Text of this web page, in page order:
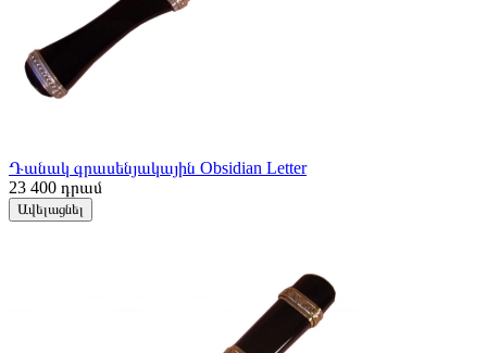
Դանակ գրասենյակային Obsidian Letter
23 400 դրամ
Ավելացնել